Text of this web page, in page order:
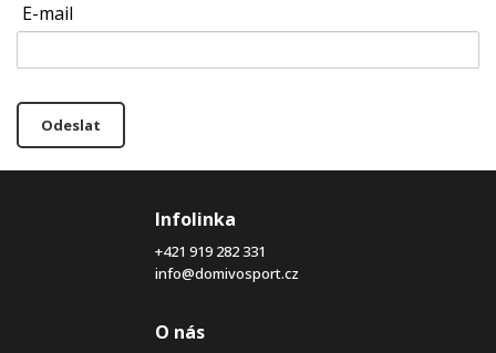
E-mail
Odeslat
Infolinka
+421 919 282 331
info@domivosport.cz
O nás